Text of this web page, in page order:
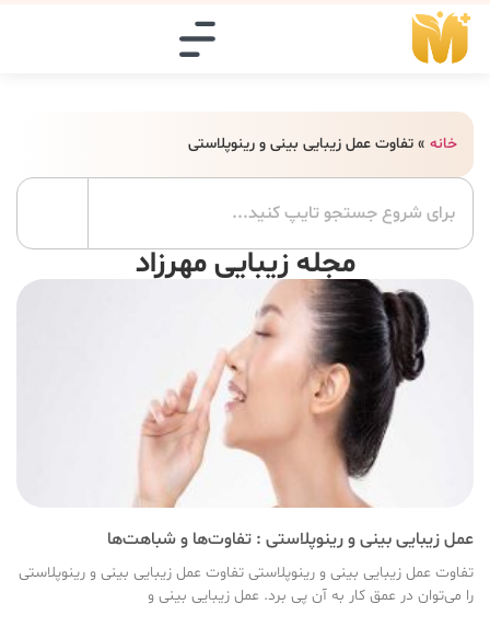
خانه » تفاوت عمل زیبایی بینی و رینوپلاستی
مجله زیبایی مهرزاد
عمل زیبایی بینی و رینوپلاستی : تفاوت‌ها و شباهت‌ها
تفاوت عمل زیبایی بینی و رینوپلاستی تفاوت عمل زیبایی بینی و رینوپلاستی
را می‌توان در عمق کار به آن پی برد. عمل زیبایی بینی و